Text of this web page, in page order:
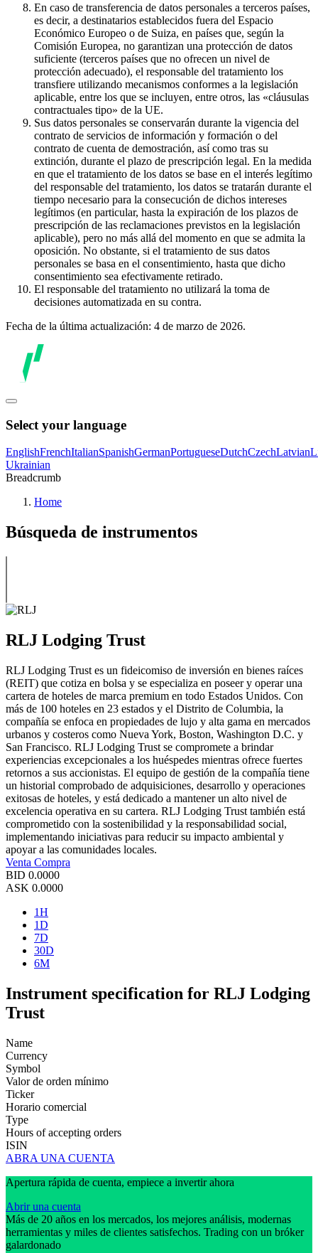
En caso de transferencia de datos personales a terceros países,
es decir, a destinatarios establecidos fuera del Espacio
Económico Europeo o de Suiza, en países que, según la
Comisión Europea, no garantizan una protección de datos
suficiente (terceros países que no ofrecen un nivel de
protección adecuado), el responsable del tratamiento los
transfiere utilizando mecanismos conformes a la legislación
aplicable, entre los que se incluyen, entre otros, las «cláusulas
contractuales tipo» de la UE.
Sus datos personales se conservarán durante la vigencia del
contrato de servicios de información y formación o del
contrato de cuenta de demostración, así como tras su
extinción, durante el plazo de prescripción legal. En la medida
en que el tratamiento de los datos se base en el interés legítimo
del responsable del tratamiento, los datos se tratarán durante el
tiempo necesario para la consecución de dichos intereses
legítimos (en particular, hasta la expiración de los plazos de
prescripción de las reclamaciones previstos en la legislación
aplicable), pero no más allá del momento en que se admita la
oposición. No obstante, si el tratamiento de sus datos
personales se basa en el consentimiento, hasta que dicho
consentimiento sea efectivamente retirado.
El responsable del tratamiento no utilizará la toma de
decisiones automatizada en su contra.
Fecha de la última actualización: 4 de marzo de 2026.
Select your language
EnglishFrenchItalianSpanishGermanPortugueseDutchCzechLatvian
Ukrainian
Breadcrumb
Home
Búsqueda de instrumentos
RLJ Lodging Trust
RLJ Lodging Trust es un fideicomiso de inversión en bienes raíces
(REIT) que cotiza en bolsa y se especializa en poseer y operar una
cartera de hoteles de marca premium en todo Estados Unidos. Con
más de 100 hoteles en 23 estados y el Distrito de Columbia, la
compañía se enfoca en propiedades de lujo y alta gama en mercados
urbanos y costeros como Nueva York, Boston, Washington D.C. y
San Francisco. RLJ Lodging Trust se compromete a brindar
experiencias excepcionales a los huéspedes mientras ofrece fuertes
retornos a sus accionistas. El equipo de gestión de la compañía tiene
un historial comprobado de adquisiciones, desarrollo y operaciones
exitosas de hoteles, y está dedicado a mantener un alto nivel de
excelencia operativa en su cartera. RLJ Lodging Trust también está
comprometido con la sostenibilidad y la responsabilidad social,
implementando iniciativas para reducir su impacto ambiental y
apoyar a las comunidades locales.
Venta Compra
BID 0.0000
ASK 0.0000
1H
1D
7D
30D
6M
Instrument specification for RLJ Lodging
Trust
Name
Currency
Symbol
Valor de orden mínimo
Ticker
Horario comercial
Type
Hours of accepting orders
ISIN
ABRA UNA CUENTA
Apertura rápida de cuenta, empiece a invertir ahora
Abrir una cuenta
Más de 20 años en los mercados, los mejores análisis, modernas
herramientas y miles de clientes satisfechos. Trading con un bróker
galardonado